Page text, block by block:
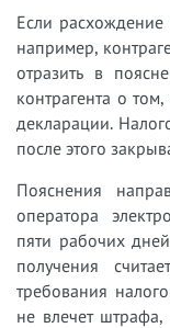
Если
например,
отразить в
контрагента о
декларации.
после этого
Пояснения
оператора
пяти рабочих
получения
требования
не влечет штрафа,